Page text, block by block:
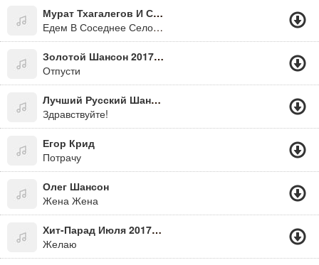
Мурат Тхагалегов И Султан Ураган
Едем В Соседнее Село На Дискотеку
Золотой Шансон 2017 - Стас Михайлов И Таисия Повалий
Отпусти
Лучший Русский Шансон - Михаил Круг
Здравствуйте!
Егор Крид
Потрачу
Олег Шансон
Жена Жена
Хит-Парад Июля 2017 На Шансон Тв - Елена Ваенга
Желаю